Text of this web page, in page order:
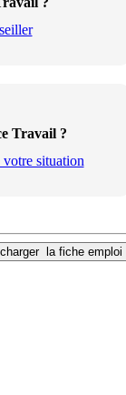
Travail ?
situation
la fiche emploi